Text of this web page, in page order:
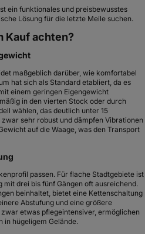
ein funktionales und preisbewusstes
Lösung für die letzte Meile suchen.
Kauf achten?
maßgeblich darüber, wie komfortabel
hat sich als Standard etabliert, da es
einem geringen Eigengewicht
in den vierten Stock oder durch
wählen, das deutlich unter 15
sehr robust und dämpfen Vibrationen
auf die Waage, was den Transport
passen. Für flache Stadtgebiete ist
drei bis fünf Gängen oft ausreichend.
beinhaltet, bietet eine Kettenschaltung
Abstufung und eine größere
etwas pflegeintensiver, ermöglichen
in hügeligem Gelände.